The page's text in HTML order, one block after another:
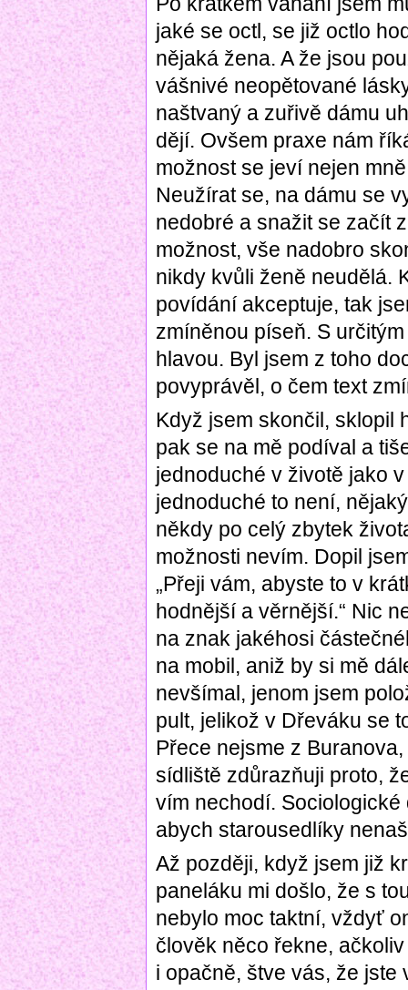
jaké se octl, se již octlo
nějaká žena. A že jsou
vášnivé neopětované
naštvaný a zuřivě dámu
dějí. Ovšem praxe nám
možnost se jeví nejen
Neužírat se, na dámu se
nedobré a snažit se začít
možnost, vše nadobro
nikdy kvůli ženě neudělá.
povídání akceptuje, tak
zmíněnou píseň. S
hlavou. Byl jsem z toho
povyprávěl, o čem text
Když jsem skončil, sklopil
pak se na mě podíval a
jednoduché v životě jako
jednoduché to není,
někdy po celý zbytek
možnosti nevím. Dopil
„Přeji vám, abyste to v
hodnější a věrnější.“ Nic
na znak jakéhosi
na mobil, aniž by si mě
nevšímal, jenom jsem
pult, jelikož v Dřeváku se
Přece nejsme z
sídliště zdůrazňuji proto,
vím nechodí.
abych starousedlíky
Až později, když jsem již
paneláku mi došlo, že s
nebylo moc taktní, vždyť
člověk něco řekne,
i opačně, štve vás, že jste